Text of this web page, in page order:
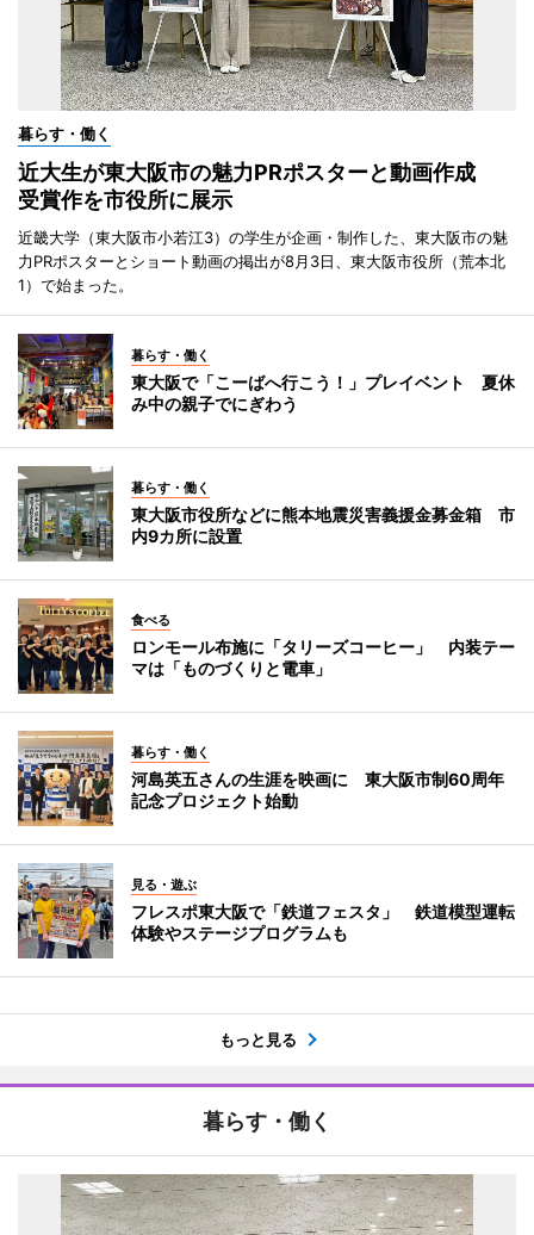
暮らす・働く
近大生が東大阪市の魅力PRポスターと動画作成
受賞作を市役所に展示
近畿大学（東大阪市小若江3）の学生が企画・制作した、東大阪市の魅
力PRポスターとショート動画の掲出が8月3日、東大阪市役所（荒本北
1）で始まった。
暮らす・働く
東大阪で「こーばへ行こう！」プレイベント 夏休
み中の親子でにぎわう
暮らす・働く
東大阪市役所などに熊本地震災害義援金募金箱 市
内9カ所に設置
食べる
ロンモール布施に「タリーズコーヒー」 内装テー
マは「ものづくりと電車」
暮らす・働く
河島英五さんの生涯を映画に 東大阪市制60周年
記念プロジェクト始動
見る・遊ぶ
フレスポ東大阪で「鉄道フェスタ」 鉄道模型運転
体験やステージプログラムも
もっと見る
暮らす・働く